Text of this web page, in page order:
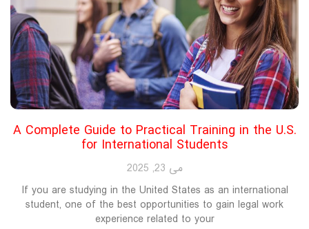
A Complete Guide to Practical Training in the U.S.
for International Students
می 23, 2025
If you are studying in the United States as an international
student, one of the best opportunities to gain legal work
experience related to your